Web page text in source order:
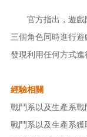
官方指出，遊戲
三個角色同時進行
發現利用任何方式進
經驗相關
戰鬥系以及生產系戰
戰鬥系以及生產系獲